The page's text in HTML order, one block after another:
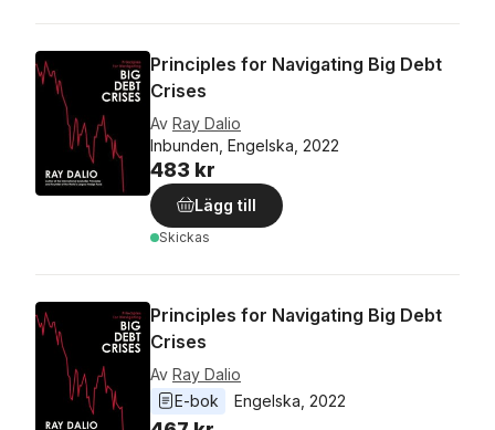
Principles for Navigating Big Debt
Crises
Av Ray Dalio
Inbunden, Engelska, 2022
483 kr
Lägg till
Skickas
Principles for Navigating Big Debt
Crises
Av Ray Dalio
E-bok
Engelska 2022